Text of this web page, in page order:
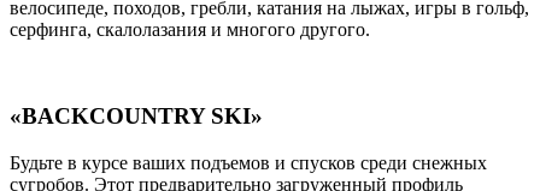
велосипеде, походов, гребли, катания на лыжах, игры в гольф,
серфинга, скалолазания и многого другого.
«BACKCOUNTRY SKI»
Будьте в курсе ваших подъемов и спусков среди снежных
сугробов. Этот предварительно загруженный профиль